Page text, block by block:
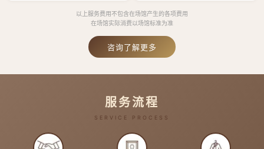
以上服务费用不包含在场馆产生的各项费用
在场馆实际消费以场馆标准为准
咨询了解更多
服务流程
SERVICE PROCESS